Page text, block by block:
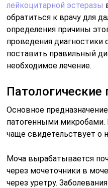
лейкоцитарной эстеразы
обратиться к врачу для
определения причины
проведения диагностики
поставить правильный
необходимое лечение.
Патологические
Основное
патогенными
чаще свидетельствует о
Моча вырабатывается
через мочеточники в
через уретру.